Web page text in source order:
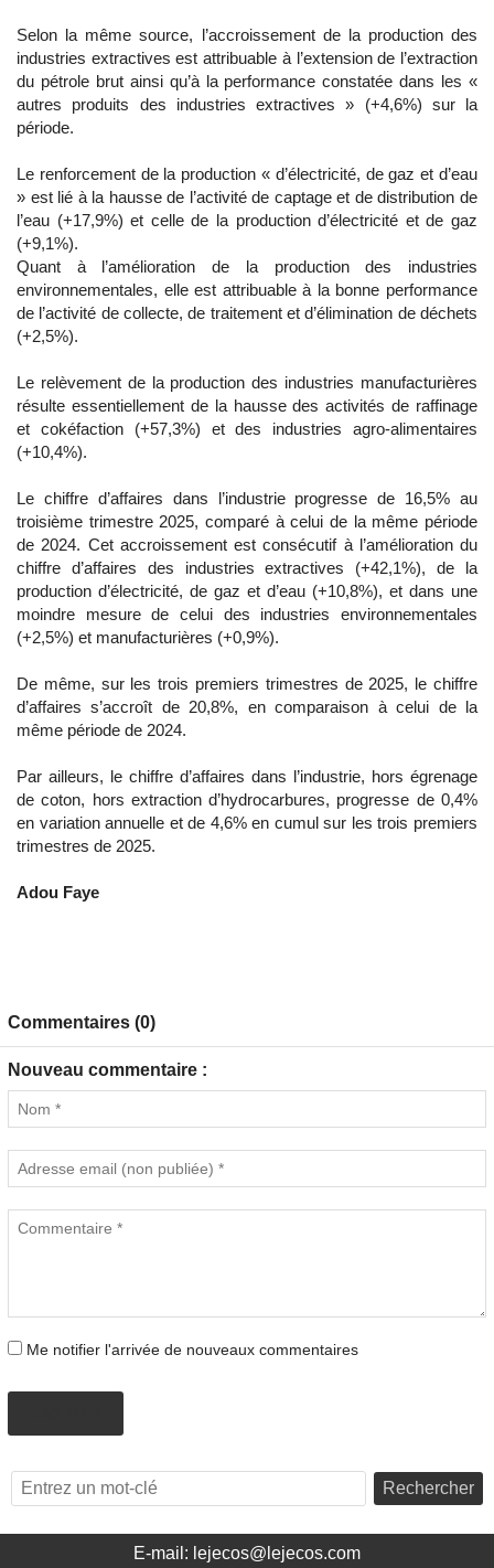
Selon la même source, l’accroissement de la production des
industries extractives est attribuable à l’extension de l’extraction
du pétrole brut ainsi qu’à la performance constatée dans les «
autres produits des industries extractives » (+4,6%) sur la
période.
Le renforcement de la production « d’électricité, de gaz et d’eau
» est lié à la hausse de l’activité de captage et de distribution de
l’eau (+17,9%) et celle de la production d’électricité et de gaz
(+9,1%).
Quant à l’amélioration de la production des industries
environnementales, elle est attribuable à la bonne performance
de l’activité de collecte, de traitement et d’élimination de déchets
(+2,5%).
Le relèvement de la production des industries manufacturières
résulte essentiellement de la hausse des activités de raffinage
et cokéfaction (+57,3%) et des industries agro-alimentaires
(+10,4%).
Le chiffre d’affaires dans l’industrie progresse de 16,5% au
troisième trimestre 2025, comparé à celui de la même période
de 2024. Cet accroissement est consécutif à l’amélioration du
chiffre d’affaires des industries extractives (+42,1%), de la
production d’électricité, de gaz et d’eau (+10,8%), et dans une
moindre mesure de celui des industries environnementales
(+2,5%) et manufacturières (+0,9%).
De même, sur les trois premiers trimestres de 2025, le chiffre
d’affaires s’accroît de 20,8%, en comparaison à celui de la
même période de 2024.
Par ailleurs, le chiffre d’affaires dans l’industrie, hors égrenage
de coton, hors extraction d’hydrocarbures, progresse de 0,4%
en variation annuelle et de 4,6% en cumul sur les trois premiers
trimestres de 2025.
Adou Faye
Commentaires (0)
Nouveau commentaire :
Me notifier l'arrivée de nouveaux commentaires
Rechercher
E-mail: lejecos@lejecos.com